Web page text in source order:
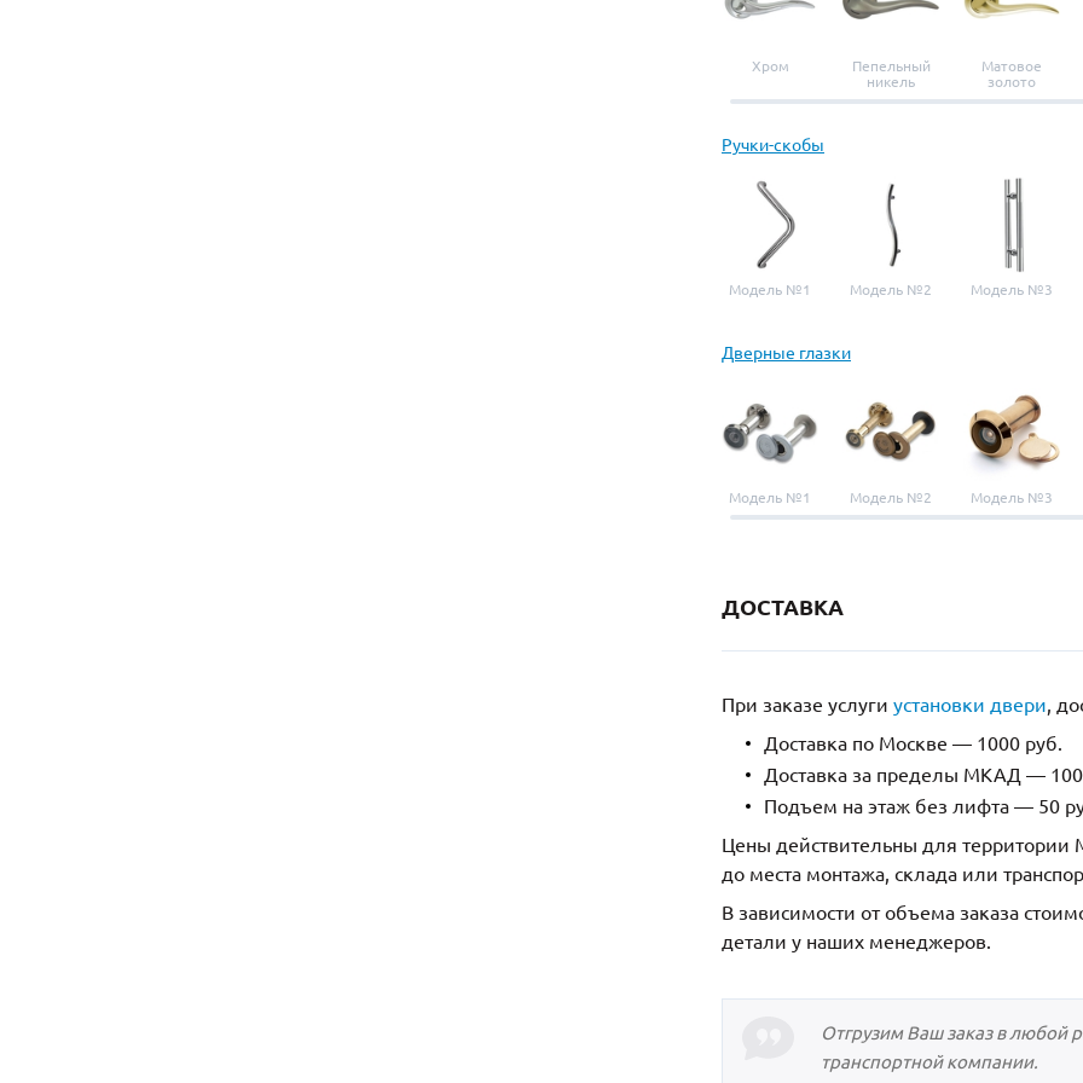
Хром
Пепельный
никель
Матовое
золото
Ручки-скобы
Модель №1 Модель №2 Модель №3
Дверные глазки
Модель №1 Модель №2 Модель №3
ДОСТАВКА
При заказе услуги установки двери,
Доставка по Москве — 1000 руб.
Доставка за пределы МКАД —
Подъем на этаж без лифта — 50
Цены действительны для территории
до места монтажа, склада или
В зависимости от объема заказа
детали у наших менеджеров.
Отгрузим Ваш заказ в любой
транспортной компании.